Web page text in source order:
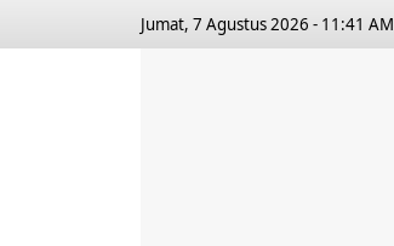
Jumat, 7 Agustus 2026 - 11:41 AM